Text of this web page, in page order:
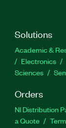
Solutions
Academic &
Electronics
Sciences
Orders
NI Distribution
a Quote